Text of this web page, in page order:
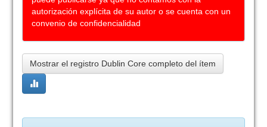
autorización explícita de su autor o se cuenta con un
convenio de confidencialidad
Mostrar el registro Dublin Core completo del ítem